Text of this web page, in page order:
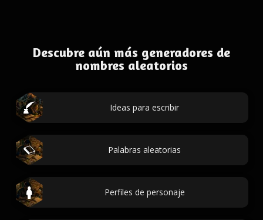
Descubre aún más generadores de
nombres aleatorios
Ideas para escribir
Palabras aleatorias
Perfiles de personaje